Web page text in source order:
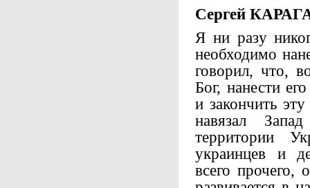
Сергей
Я ни разу
необходимо
говорил, что,
Бог, нанести
и закончить
навязал
территории
украинцев и
всего прочего,